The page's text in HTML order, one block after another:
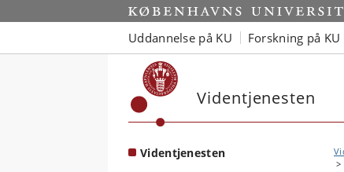
Start
Uddannelse på KU Forskning på KU
Videntjenesten
Videntjenesten